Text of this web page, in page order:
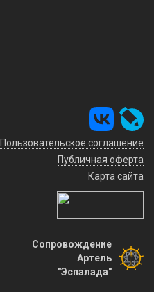
Пользовательское соглашение
Публичная оферта
Карта сайта
Сопровождение
Артель
"Эспалада"